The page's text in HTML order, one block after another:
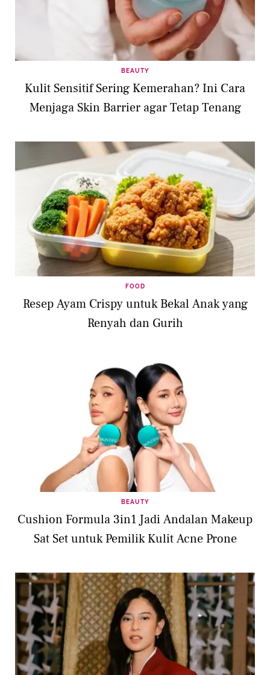
BEAUTY
Kulit Sensitif Sering Kemerahan? Ini Cara
Menjaga Skin Barrier agar Tetap Tenang
FOOD
Resep Ayam Crispy untuk Bekal Anak yang
Renyah dan Gurih
BEAUTY
Cushion Formula 3in1 Jadi Andalan Makeup
Sat Set untuk Pemilik Kulit Acne Prone